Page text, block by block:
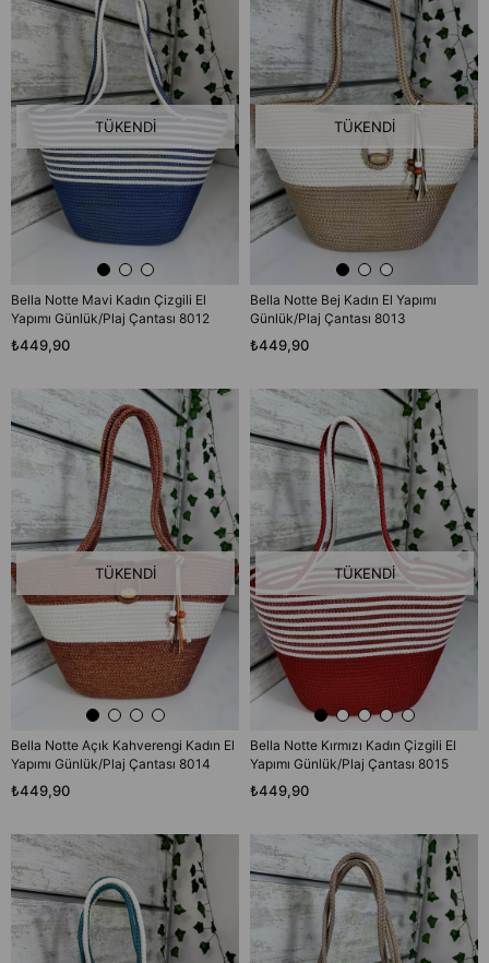
TÜKENDI
Bella Notte Mavi Kadın Çizgili El
Yapımı Günlük/Plaj Çantası 8012
₺449,90
TÜKENDI
Bella Notte Bej Kadın El Yapımı
Günlük/Plaj Çantası 8013
₺449,90
TÜKENDI
Bella Notte Açık Kahverengi Kadın El
Yapımı Günlük/Plaj Çantası 8014
₺449,90
TÜKENDI
Bella Notte Kırmızı Kadın Çizgili El
Yapımı Günlük/Plaj Çantası 8015
₺449,90